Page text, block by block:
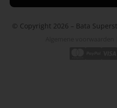
© Copyright 2026 – Bata